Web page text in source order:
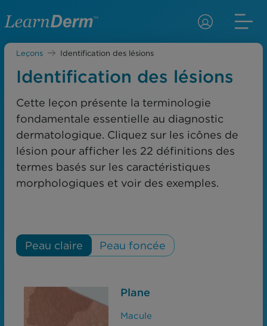
Leçons Identification des lésions
Identification des lésions
Cette leçon présente la terminologie
fondamentale essentielle au diagnostic
dermatologique. Cliquez sur les icônes de
lésion pour afficher les 22 définitions des
termes basés sur les caractéristiques
morphologiques et voir des exemples.
Peau claire Peau foncée
Plane
Macule